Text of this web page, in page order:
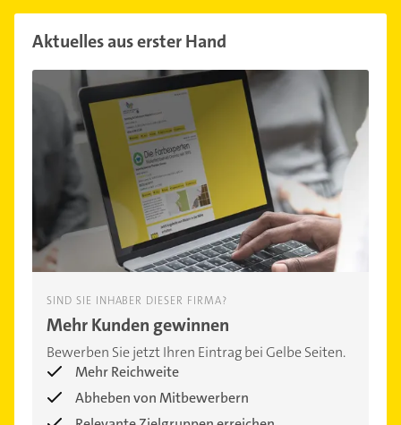
Aktuelles aus erster Hand
SIND SIE INHABER DIESER FIRMA?
Mehr Kunden gewinnen
Bewerben Sie jetzt Ihren Eintrag bei Gelbe Seiten.
Mehr Reichweite
Abheben von Mitbewerbern